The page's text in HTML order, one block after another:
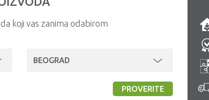
koji vas zanima odabirom
BEOGRAD
PROVERITE